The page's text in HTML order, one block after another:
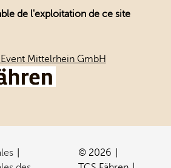
de l'exploitation de ce site
Mittelrhein GmbH
© 2026